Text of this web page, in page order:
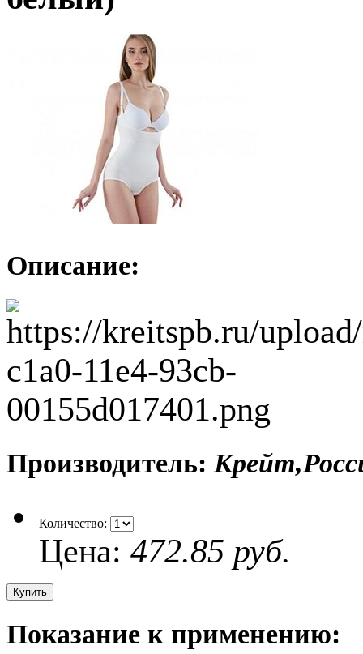
Описание:
Производитель:
Количество:
Цена: 472.85 руб.
Показание к применению: